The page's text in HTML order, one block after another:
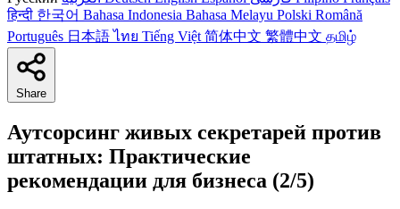
हिन्दी 한국어 Bahasa Indonesia Bahasa Melayu Polski Română
Português 日本語ไทย Tiếng Việt 简体中文 繁體中文 தமிழ்
Share
Аутсорсинг живых секретарей против
штатных: Практические
рекомендации для бизнеса (2/5)